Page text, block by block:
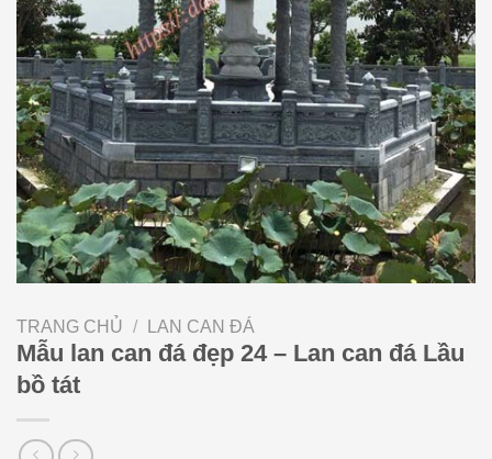
TRANG CHỦ / LAN CAN ĐÁ
Mẫu lan can đá đẹp 24 – Lan can đá Lầu
bồ tát